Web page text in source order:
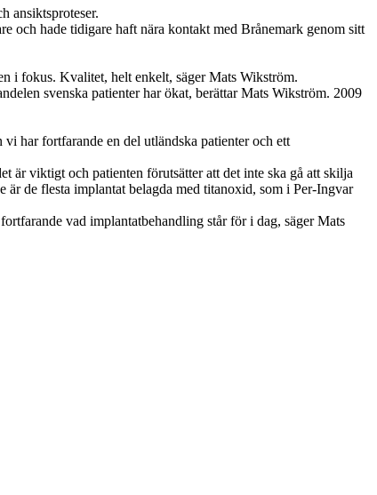
ansiktsproteser.
och hade tidigare haft nära kontakt med Brånemark genom sitt
i fokus. Kvalitet, helt enkelt, säger Mats Wikström.
svenska patienter har ökat, berättar Mats Wikström. 2009
har fortfarande en del utländska patienter och ett
är viktigt och patienten förutsätter att det inte ska gå att skilja
de flesta implantat belagda med titanoxid, som i Per-Ingvar
vad implantatbehandling står för i dag, säger Mats